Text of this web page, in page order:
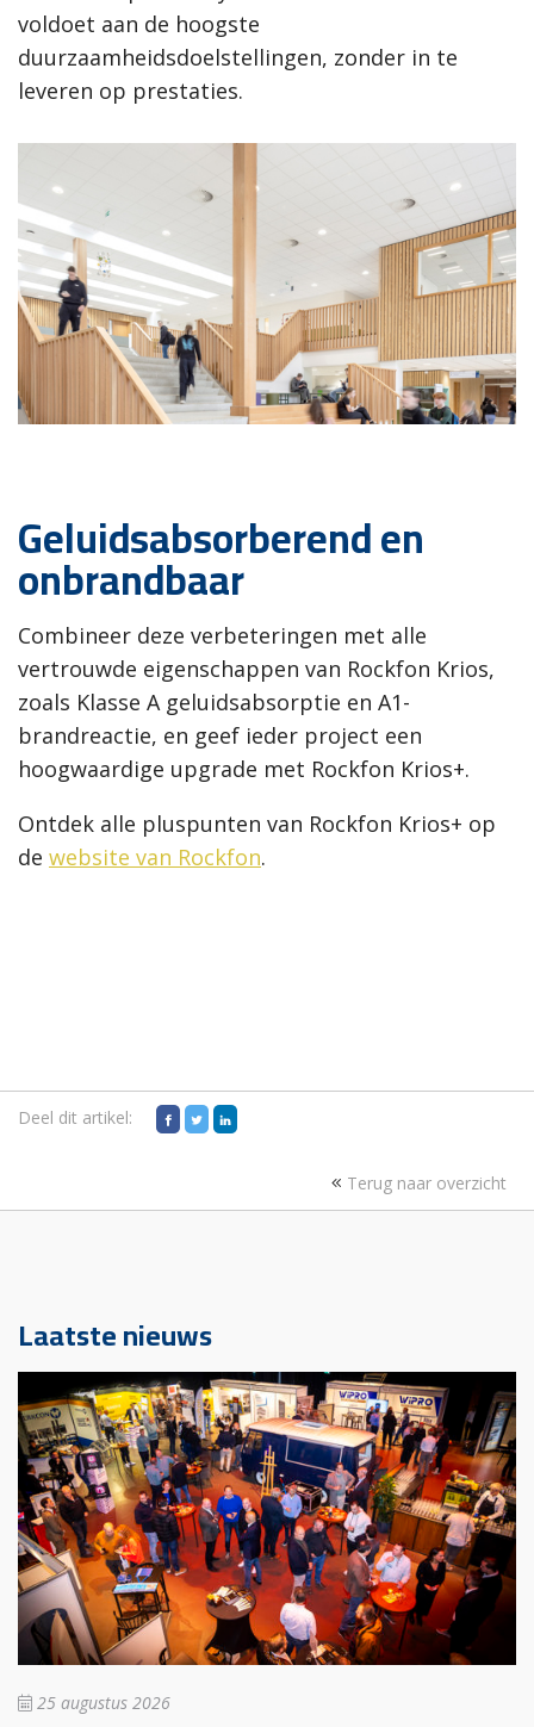
voldoet aan de hoogste
duurzaamheidsdoelstellingen, zonder in te
leveren op prestaties.
Geluidsabsorberend en
onbrandbaar
Combineer deze verbeteringen met alle
vertrouwde eigenschappen van Rockfon Krios,
zoals Klasse A geluidsabsorptie en A1-
brandreactie, en geef ieder project een
hoogwaardige upgrade met Rockfon Krios+.
Ontdek alle pluspunten van Rockfon Krios+ op
de website van Rockfon.
Deel dit artikel:
Terug naar overzicht
Laatste nieuws
25 augustus 2026